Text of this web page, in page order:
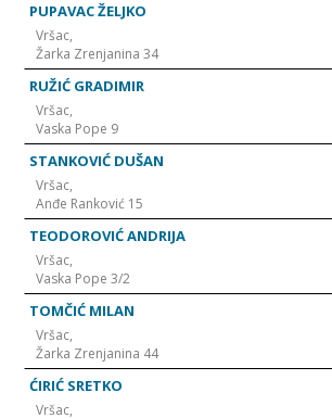
PUPAVAC ŽELJKO
Vršac,
Žarka Zrenjanina 34
RUŽIĆ GRADIMIR
Vršac,
Vaska Pope 9
STANKOVIĆ DUŠAN
Vršac,
Anđe Ranković 15
TEODOROVIĆ ANDRIJA
Vršac,
Vaska Pope 3/2
TOMČIĆ MILAN
Vršac,
Žarka Zrenjanina 44
ĆIRIĆ SRETKO
Vršac,